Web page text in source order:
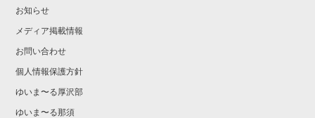
お知らせ
メディア掲載情報
お問い合わせ
個人情報保護方針
ゆいま〜る厚沢部
ゆいま〜る那須